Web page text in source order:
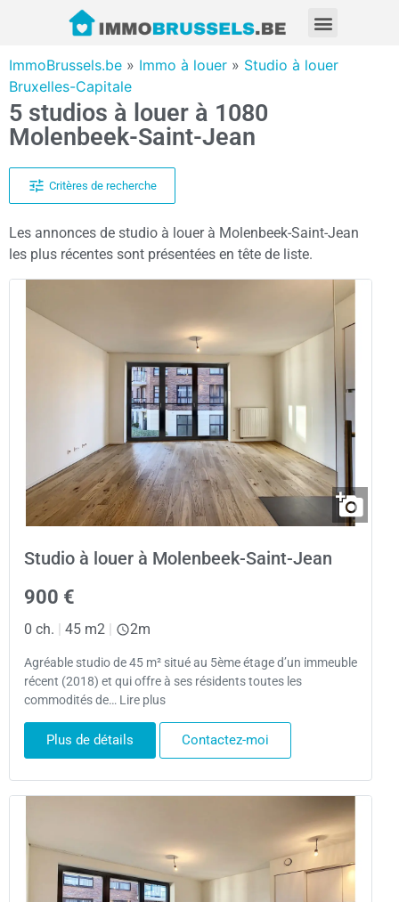
ImmoBrussels.be » Immo à louer » Studio à louer
Bruxelles-Capitale
5 studios à louer à 1080
Molenbeek-Saint-Jean
Critères de recherche
Les annonces de studio à louer à Molenbeek-Saint-Jean
les plus récentes sont présentées en tête de liste.
Studio à louer à Molenbeek-Saint-Jean
900 €
0 ch. 45 m2 2m
Agréable studio de 45 m² situé au 5ème étage d’un immeuble
récent (2018) et qui offre à ses résidents toutes les
commodités de… Lire plus
Plus de détails Contactez-moi